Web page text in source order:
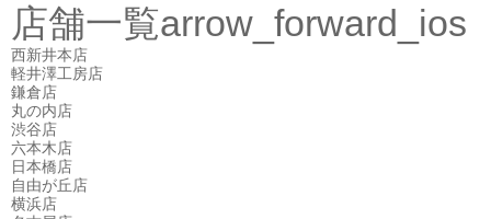
店舗一覧arrow_forward_ios
西新井本店
軽井澤工房店
鎌倉店
丸の内店
渋谷店
六本木店
日本橋店
自由が丘店
横浜店